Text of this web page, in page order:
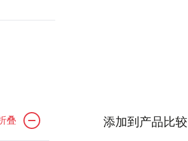
叠 添加到产品比较